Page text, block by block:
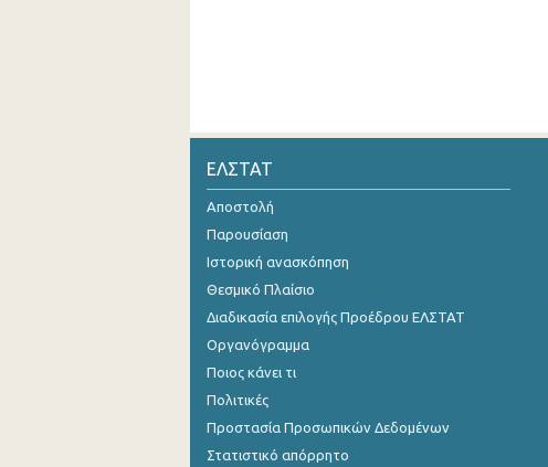
ΕΛΣΤΑΤ
Αποστολή
Παρουσίαση
Ιστορική ανασκόπηση
Θεσμικό Πλαίσιο
Διαδικασία επιλογής Προέδρου ΕΛΣΤΑΤ
Οργανόγραμμα
Ποιος κάνει τι
Πολιτικές
Προστασία Προσωπικών Δεδομένων
Στατιστικό απόρρητο